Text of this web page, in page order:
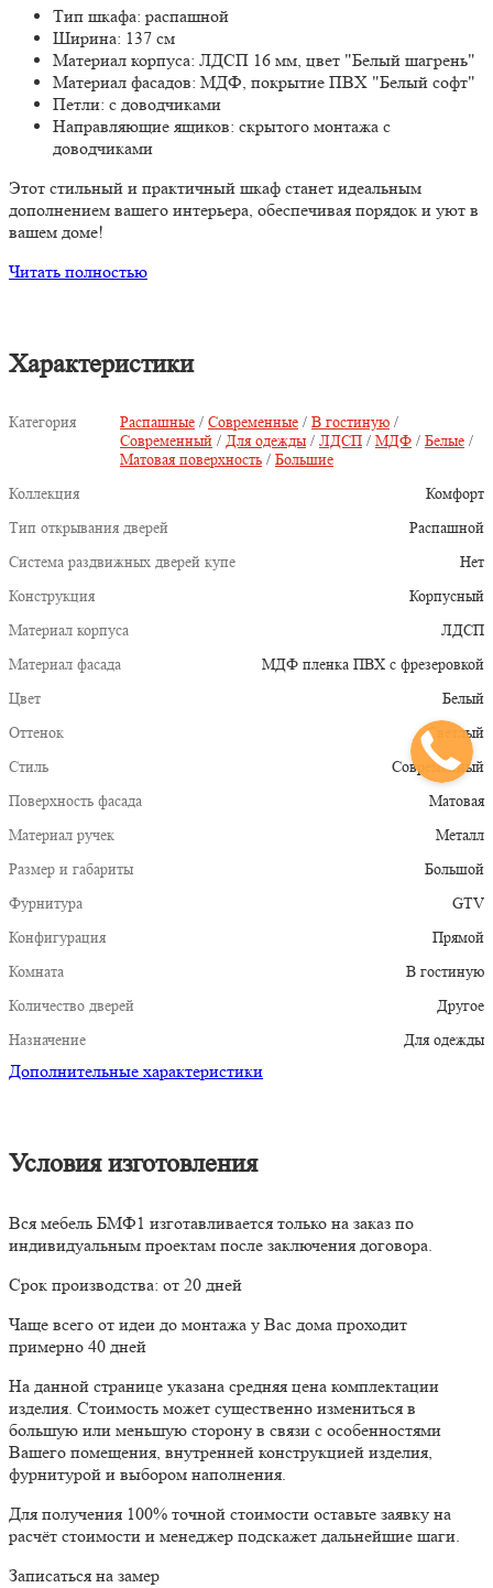
Тип шкафа: распашной
Ширина: 137 см
Материал корпуса: ЛДСП 16 мм, цвет "Белый шагрень"
Материал фасадов: МДФ, покрытие ПВХ "Белый софт"
Петли: с доводчиками
Направляющие ящиков: скрытого монтажа с
доводчиками
Этот стильный и практичный шкаф станет идеальным
дополнением вашего интерьера, обеспечивая порядок и уют в
вашем доме!
Читать полностью
Характеристики
Категория Распашные / Современные / В гостиную /
Современный / Для одежды / ЛДСП / МДФ / Белые /
Матовая поверхность / Большие
Коллекция
Комфорт
Тип открывания дверей
Распашной
Система раздвижных дверей купе
Нет
Конструкция
Корпусный
Материал корпуса
ЛДСП
Материал фасада
МДФ пленка ПВХ с фрезеровкой
Цвет
Белый
Оттенок
Светлый
Стиль
Современный
Поверхность фасада
Матовая
Материал ручек
Металл
Размер и габариты
Большой
Фурнитура
GTV
Конфигурация
Прямой
Комната
В гостиную
Количество дверей
Другое
Назначение
Для одежды
Дополнительные характеристики
Условия изготовления
Вся мебель БМФ1 изготавливается только на заказ по
индивидуальным проектам после заключения договора.
Срок производства: от 20 дней
Чаще всего от идеи до монтажа у Вас дома проходит
примерно 40 дней
На данной странице указана средняя цена комплектации
изделия. Стоимость может существенно измениться в
большую или меньшую сторону в связи с особенностями
Вашего помещения, внутренней конструкцией изделия,
фурнитурой и выбором наполнения.
Для получения 100% точной стоимости оставьте заявку на
расчёт стоимости и менеджер подскажет дальнейшие шаги.
Записаться на замер